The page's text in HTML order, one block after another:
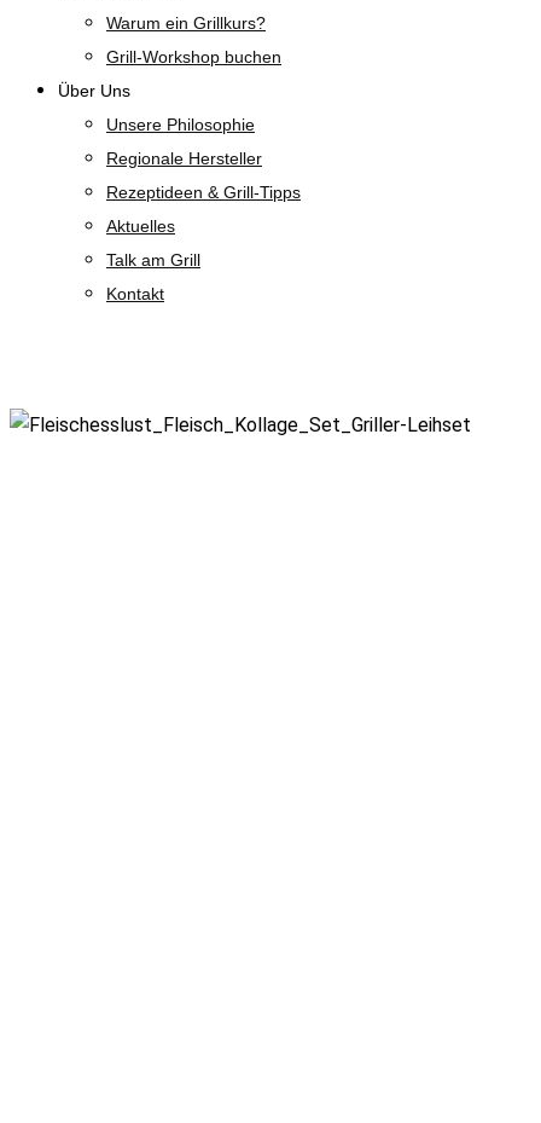
Warum ein Grillkurs?
Grill-Workshop buchen
Über Uns
Unsere Philosophie
Regionale Hersteller
Rezeptideen & Grill-Tipps
Aktuelles
Talk am Grill
Kontakt
Zoom